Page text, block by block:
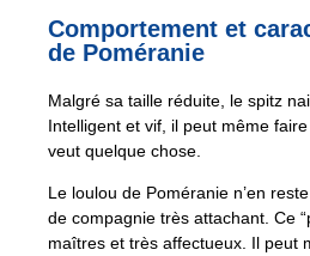
Comportement et
de Poméranie
Malgré sa taille réduite, le spitz
Intelligent et vif, il peut même
veut quelque chose.
Le loulou de Poméranie n’en
de compagnie très attachant. Ce
maîtres et très affectueux. Il peut